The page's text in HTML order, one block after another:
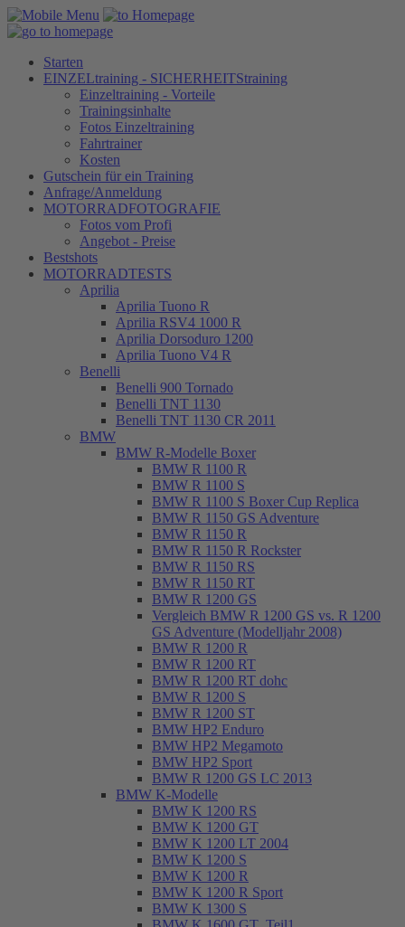
Starten
EINZELtraining - SICHERHEITStraining
Einzeltraining - Vorteile
Trainingsinhalte
Fotos Einzeltraining
Fahrtrainer
Kosten
Gutschein für ein Training
Anfrage/Anmeldung
MOTORRADFOTOGRAFIE
Fotos vom Profi
Angebot - Preise
Bestshots
MOTORRADTESTS
Aprilia
Aprilia Tuono R
Aprilia RSV4 1000 R
Aprilia Dorsoduro 1200
Aprilia Tuono V4 R
Benelli
Benelli 900 Tornado
Benelli TNT 1130
Benelli TNT 1130 CR 2011
BMW
BMW R-Modelle Boxer
BMW R 1100 R
BMW R 1100 S
BMW R 1100 S Boxer Cup Replica
BMW R 1150 GS Adventure
BMW R 1150 R
BMW R 1150 R Rockster
BMW R 1150 RS
BMW R 1150 RT
BMW R 1200 GS
Vergleich BMW R 1200 GS vs. R 1200
GS Adventure (Modelljahr 2008)
BMW R 1200 R
BMW R 1200 RT
BMW R 1200 RT dohc
BMW R 1200 S
BMW R 1200 ST
BMW HP2 Enduro
BMW HP2 Megamoto
BMW HP2 Sport
BMW R 1200 GS LC 2013
BMW K-Modelle
BMW K 1200 RS
BMW K 1200 GT
BMW K 1200 LT 2004
BMW K 1200 S
BMW K 1200 R
BMW K 1200 R Sport
BMW K 1300 S